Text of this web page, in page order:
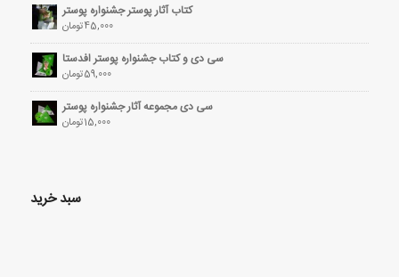
کتاب آثار پوستر جشنواره پوستر
45,000تومان
سی دی و کتاب جشنواره پوستر افدستا
59,000تومان
سی دی مجموعه آثار جشنواره پوستر
15,000تومان
سبد خرید